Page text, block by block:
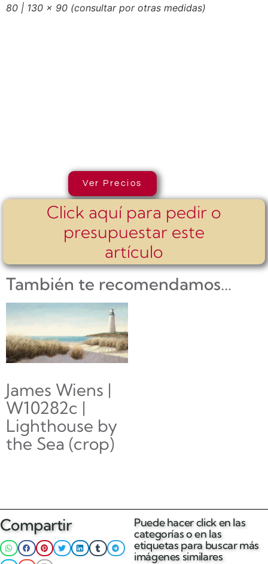
80 | 130 x 90 (consultar por otras medidas)
Ver Precios
Click aquí para pedir o
presupuestar este
artículo
También te recomendamos…
James Wiens |
W10282c |
Lighthouse by
the Sea (crop)
Añadir al
carrito
Compartir
Puede hacer click en las
categorías o en las
etiquetas para buscar más
imágenes similares